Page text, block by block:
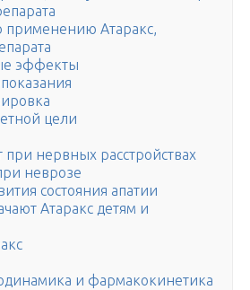
применению Атаракс,
эффекты
цели
нервных расстройствах
неврозе
состояния апатии
Атаракс детям и
и фармакокинетика